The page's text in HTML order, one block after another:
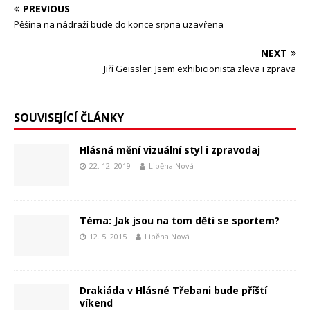
PREVIOUS
Pěšina na nádraží bude do konce srpna uzavřena
NEXT
Jiří Geissler: Jsem exhibicionista zleva i zprava
SOUVISEJÍCÍ ČLÁNKY
Hlásná mění vizuální styl i zpravodaj
22. 12. 2019 Liběna Nová
Téma: Jak jsou na tom děti se sportem?
12. 5. 2015 Liběna Nová
Drakiáda v Hlásné Třebani bude příští
víkend